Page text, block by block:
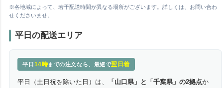
※各地域によって、若干配送時間が異なる場所がございます。詳しくは、お問い合わ
せくださいませ。
平日の配送エリア
平日 14時までの注文なら、最短で翌日着
平日（土日祝を除いた日）は、 「山口県」と「千葉県」の2拠点か